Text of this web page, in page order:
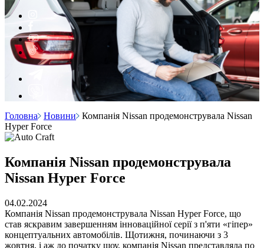
Головна Новини
Компанія Nissan продемонструвала Nissan
Hyper Force
Компанія Nissan продемонструвала
Nissan Hyper Force
04.02.2024
Компанія Nissan продемонструвала Nissan Hyper Force, що
став яскравим завершенням інноваційної серії з п'яти «гіпер»
концептуальних автомобілів. Щотижня, починаючи з 3
жовтня, і аж до початку шоу, компанія Nissan представляла по